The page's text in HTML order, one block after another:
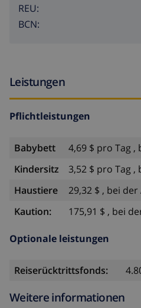
REU:
BCN:
Leistungen
Pflichtleistungen
Babybett
4,69 $ pro Tag ,
Kindersitz
3,52 $ pro Tag
Haustiere
29,32 $ , bei
Kaution:
175,91 $ , bei
Optionale leistungen
Reiserücktrittsfonds:
Weitere informationen